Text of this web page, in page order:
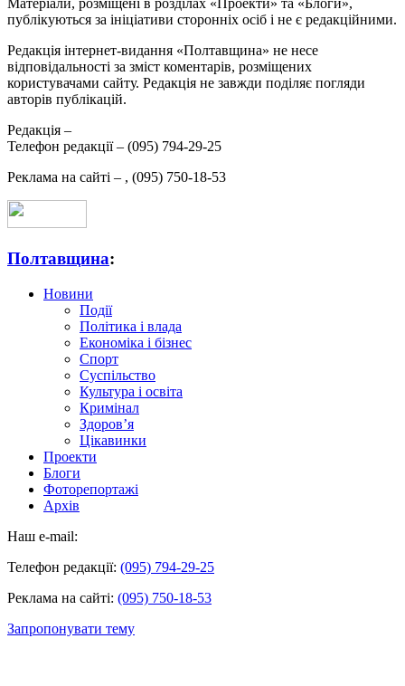
Матеріали, розміщені в розділах «Проекти» та «Блоги»,
публікуються за ініціативи сторонніх осіб і не є редакційними.
Редакція інтернет-видання «Полтавщина» не несе
відповідальності за зміст коментарів, розміщених
користувачами сайту. Редакція не завжди поділяє погляди
авторів публікацій.
Редакція –
Телефон редакції – (095) 794-29-25
Реклама на сайті – , (095) 750-18-53
Полтавщина:
Новини
Події
Політика і влада
Економіка і бізнес
Спорт
Суспільство
Культура і освіта
Кримінал
Здоров’я
Цікавинки
Проекти
Блоги
Фоторепортажі
Архів
Наш e-mail:
Телефон редакції: (095) 794-29-25
Реклама на сайті: (095) 750-18-53
Запропонувати тему